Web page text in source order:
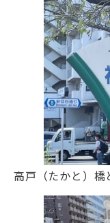
高戸（たかと）橋